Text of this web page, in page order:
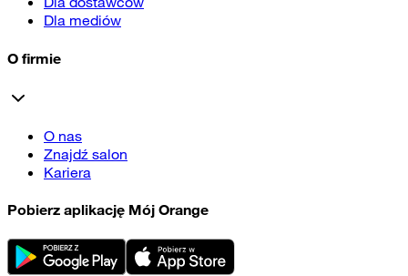
Dla mediów
O firmie
O nas
Znajdź salon
Kariera
Pobierz aplikację Mój Orange